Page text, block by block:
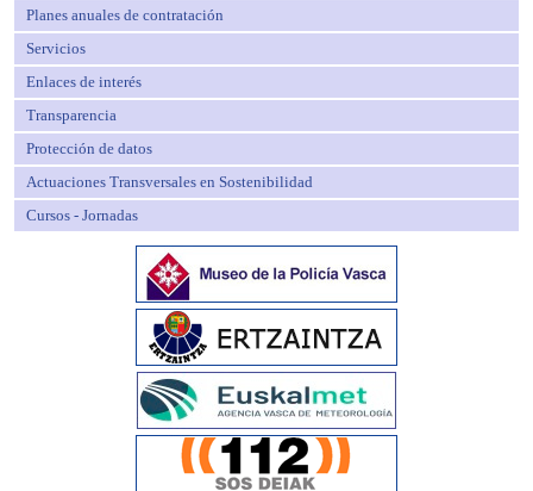
Planes anuales de contratación
Servicios
Enlaces de interés
Transparencia
Protección de datos
Actuaciones Transversales en Sostenibilidad
Cursos - Jornadas